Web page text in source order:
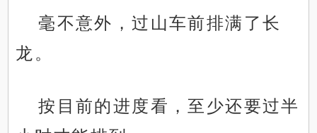
毫不意外，过山车前排满了长
龙。
按目前的进度看，至少还要过半